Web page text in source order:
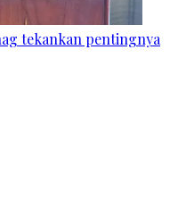
tekankan pentingnya